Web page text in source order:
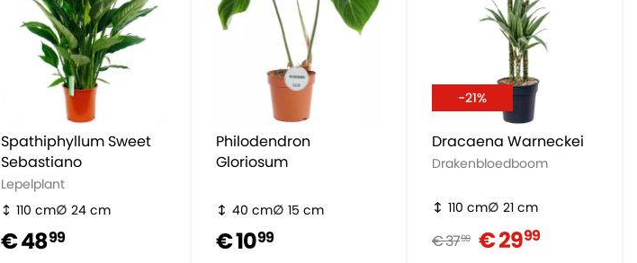
Spathiphyllum Sweet
Sebastiano
Lepelplant
110 cm
24 cm
€ 4899
Philodendron
Gloriosum
40 cm 15 cm
€ 1099
-21%
Dracaena Warneckei
Drakenbloedboom
110 cm 21 cm
€ 3799 € 2999